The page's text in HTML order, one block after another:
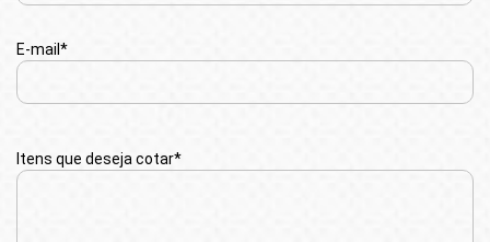
E-mail*
Itens que deseja cotar*